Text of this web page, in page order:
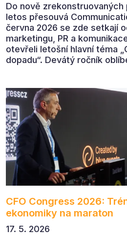
Do nově
letos přesouvá
června 2026 se zde setkají
marketingu, PR a
otevřeli letošní hlavní téma
dopadu“. Devátý ročník
CFO Congress 2026:
ekonomiky na maraton
17. 5. 2026